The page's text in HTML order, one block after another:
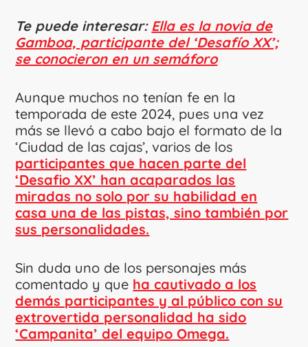
Te puede interesar: Ella es la novia de
Gamboa, participante del ‘Desafío XX’;
se conocieron en un semáforo
Aunque muchos no tenían fe en la
temporada de este 2024, pues una vez
más se llevó a cabo bajo el formato de la
‘Ciudad de las cajas’, varios de los
participantes que hacen parte del
‘Desafio XX’ han acaparados las
miradas no solo por su habilidad en
casa una de las pistas, sino también por
sus personalidades.
Sin duda uno de los personajes más
comentado y que ha cautivado a los
demás participantes y al público con su
extrovertida personalidad ha sido
‘Campanita’ del equipo Omega.